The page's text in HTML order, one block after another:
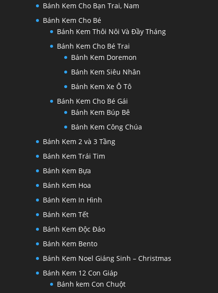
Bánh Kem Cho Bạn Trai, Nam
Bánh Kem Cho Bé
Bánh Kem Thôi Nôi Và Đầy Tháng
Bánh Kem Cho Bé Trai
Bánh Kem Doremon
Bánh Kem Siêu Nhân
Bánh Kem Xe Ô Tô
Bánh Kem Cho Bé Gái
Bánh Kem Búp Bê
Bánh Kem Công Chúa
Bánh Kem 2 và 3 Tầng
Bánh Kem Trái Tim
Bánh Kem Bựa
Bánh Kem Hoa
Bánh Kem In Hình
Bánh Kem Tết
Bánh Kem Độc Đáo
Bánh Kem Bento
Bánh Kem Noel Giáng Sinh – Christmas
Bánh Kem 12 Con Giáp
Bánh kem Con Chuột